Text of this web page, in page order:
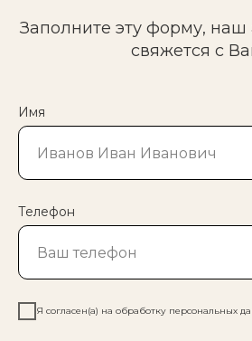
Заполните эту форму, наш
свяжется с
Имя
Телефон
Я согласен(а) на обработку персональных